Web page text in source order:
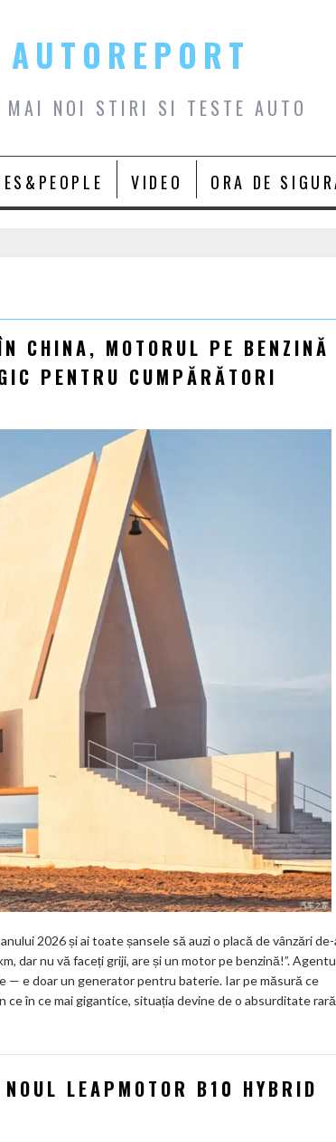
AUTOREPORT
MAI NOI STIRI SI TESTE AUTO
VIDEO ORA DE
CHINA, MOTORUL PE BENZINĂ
PENTRU CUMPĂRĂTORI
2026 și ai toate șansele să auzi o placă de vânzări de-
dar nu vă faceți griji, are și un motor pe benzină!”.
— e doar un generator pentru baterie. Iar pe măsură ce
în ce mai gigantice, situația devine de o absurditate
LEAPMOTOR B10 HYBRID